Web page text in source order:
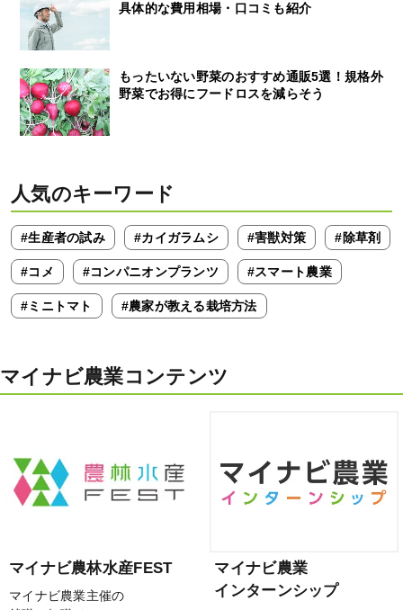
具体的な費用相場・口コミも紹介
もったいない野菜のおすすめ通販5選！規格外
野菜でお得にフードロスを減らそう
人気のキーワード
#生産者の試み #カイガラムシ #害獣対策 #除草剤
#コメ #コンパニオンプランツ #スマート農業
#ミニトマト #農家が教える栽培方法
マイナビ農業コンテンツ
マイナビ農林水産FEST
マイナビ農業主催の
マイナビ農業
インターンシップ